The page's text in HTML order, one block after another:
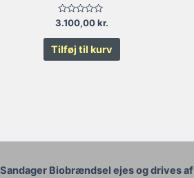
Vurderet
0
ud
af
5
3.100,00kr.
Tilføj til kurv
Sandager Biobrændsel ejes og drives af